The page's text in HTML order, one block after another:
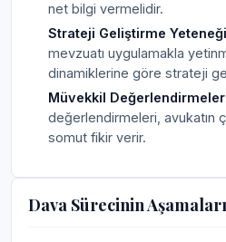
net bilgi vermelidir.
Strateji Geliştirme
mevzuatı uygulamakla
dinamiklerine göre strateji
Müvekkil
değerlendirmeleri, avukatın
somut fikir verir.
Dava Sürecinin Aşamaları